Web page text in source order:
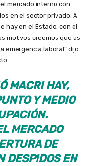
mercado interno con
en el sector privado. A
hay en el Estado, con el
motivos creemos que es
emergencia laboral” dijo
MACRI HAY,
Y MEDIO
MERCADO
DE
DESPIDOS EN